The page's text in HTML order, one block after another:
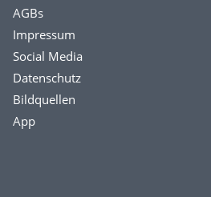
AGBs
Impressum
Social Media
Datenschutz
Bildquellen
App